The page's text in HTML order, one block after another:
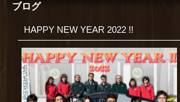
ブログ
HAPPY NEW YEAR 2022 !!